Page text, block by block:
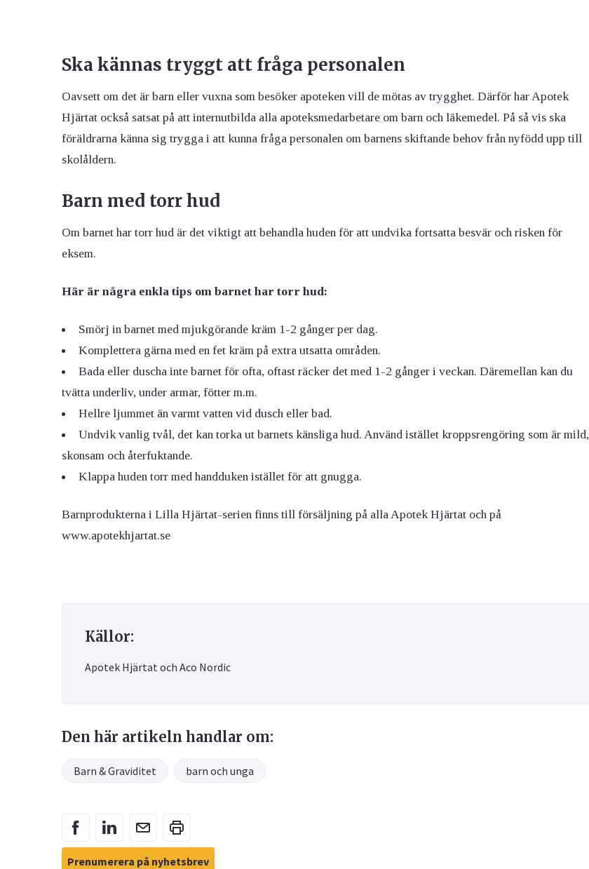
Ska kännas tryggt att fråga personalen
Oavsett om det är barn eller vuxna som besöker apoteken vill de mötas av trygghet. Därför har Apotek
Hjärtat också satsat på att internutbilda alla apoteksmedarbetare om barn och läkemedel. På så vis ska
föräldrarna känna sig trygga i att kunna fråga personalen om barnens skiftande behov från nyfödd upp till
skolåldern.
Barn med torr hud
Om barnet har torr hud är det viktigt att behandla huden för att undvika fortsatta besvär och risken för
eksem.
Här är några enkla tips om barnet har torr hud:
Smörj in barnet med mjukgörande kräm 1-2 gånger per dag.
Komplettera gärna med en fet kräm på extra utsatta områden.
Bada eller duscha inte barnet för ofta, oftast räcker det med 1-2 gånger i veckan. Däremellan kan du
tvätta underliv, under armar, fötter m.m.
Hellre ljummet än varmt vatten vid dusch eller bad.
Undvik vanlig tvål, det kan torka ut barnets känsliga hud. Använd istället kroppsrengöring som är mild,
skonsam och återfuktande.
Klappa huden torr med handduken istället för att gnugga.
Barnprodukterna i Lilla Hjärtat-serien finns till försäljning på alla Apotek Hjärtat och på
www.apotekhjartat.se
Källor:
Apotek Hjärtat och Aco Nordic
Den här artikeln handlar om:
Barn & Graviditet barn och unga
Prenumerera på nyhetsbrev